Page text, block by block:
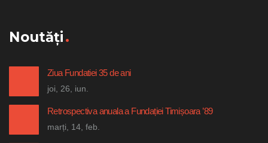
Noutăți
Ziua Fundatiei 35 de ani
joi, 26, iun.
Retrospectiva anuala a Fundației Timișoara ’89
marți, 14, feb.